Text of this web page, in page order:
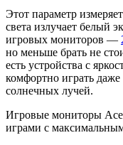
Этот параметр
света излучает белый
игровых мониторов —
но меньше брать не
есть устройства с
комфортно играть
солнечных лучей.
Игровые мониторы
играми с